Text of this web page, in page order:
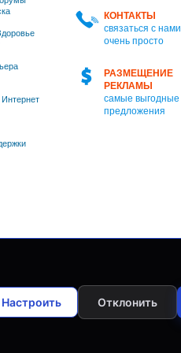
КОНТАКТЫ
связаться с нами
очень просто
РАЗМЕЩЕНИЕ
РЕКЛАМЫ
самые выгодные
предложения
Настроить Отклонить